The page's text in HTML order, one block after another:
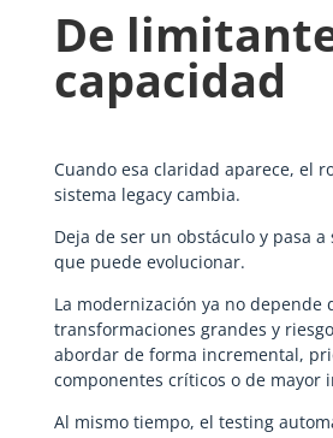
De
capacidad
Cuando esa claridad aparece, el
sistema legacy cambia.
Deja de ser un obstáculo y pasa
que puede evolucionar.
La modernización ya no depende
transformaciones grandes y
abordar de forma incremental,
componentes críticos o de mayor
Al mismo tiempo, el testing